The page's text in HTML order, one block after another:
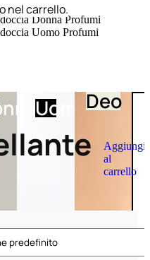
Donna Profumi
Uomo Profumi
UomoDeo
Aggiungi
al
carrello
nel carrello.